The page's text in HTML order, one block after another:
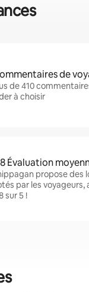
de
de 410
à choisir
Évaluation
propose des
par les voyageurs,
sur 5 !